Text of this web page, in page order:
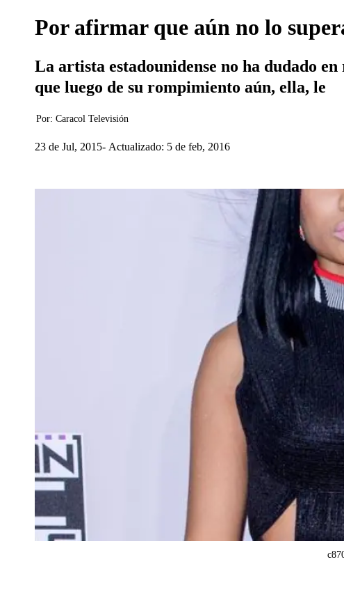
Por afirmar que aún no lo
La artista estadounidense no ha dudado
que luego de su rompimiento aún, ella, le
Por: Caracol Televisión
23 de Jul, 2015 Actualizado: 5 de feb, 2016